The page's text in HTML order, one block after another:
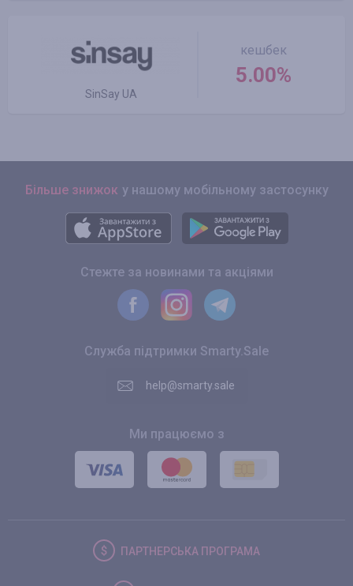
SinSay UA
кешбек
5.00%
Більше знижок у нашому мобільному застосунку
Стежте за новинами та акціями
Служба підтримки Smarty.Sale
help@smarty.sale
Ми працюємо з
ПАРТНЕРСЬКА ПРОГРАМА